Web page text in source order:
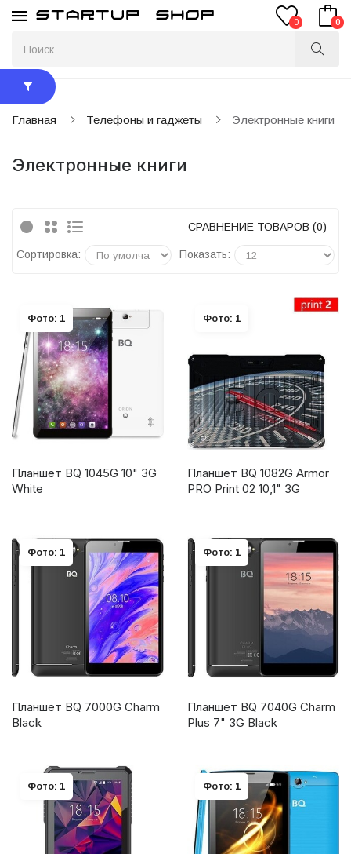
0 0
Главная Телефоны и гаджеты Электронные книги
Электронные книги
СРАВНЕНИЕ ТОВАРОВ (0)
Сортировка: Показать:
Фото: 1
Планшет BQ 1045G 10" 3G
White
Фото: 1
Планшет BQ 1082G Armor
PRO Print 02 10,1" 3G
Фото: 1
Планшет BQ 7000G Charm
Black
Фото: 1
Планшет BQ 7040G Charm
Plus 7" 3G Black
Фото: 1 Фото: 1